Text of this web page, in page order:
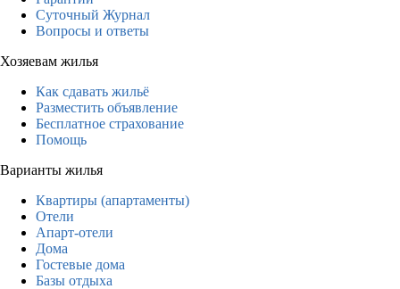
Суточный Журнал
Вопросы и ответы
Хозяевам жилья
Как сдавать жильё
Разместить объявление
Бесплатное страхование
Помощь
Варианты жилья
Квартиры (апартаменты)
Отели
Апарт-отели
Дома
Гостевые дома
Базы отдыха